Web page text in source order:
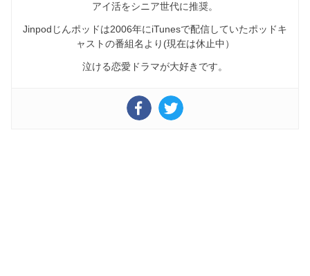
アイ活をシニア世代に推奨。
Jinpodじんポッドは2006年にiTunesで配信していたポッドキ
ャストの番組名より(現在は休止中）
泣ける恋愛ドラマが大好きです。